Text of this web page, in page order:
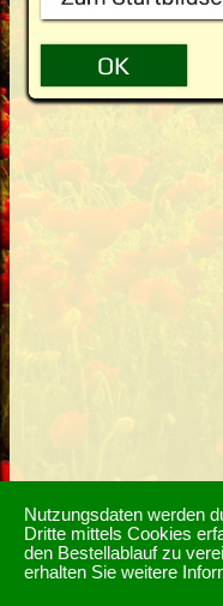
Nutzungsdaten werden
Dritte mittels Cookies
den Bestellablauf zu
erhalten Sie weitere